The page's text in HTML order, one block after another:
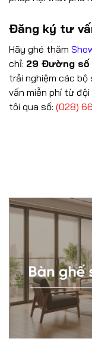
Đăng ký tư
Hãy ghé thăm
chỉ: 29 Đường số
trải nghiệm các
vấn miễn phí từ
tôi qua số: (028)